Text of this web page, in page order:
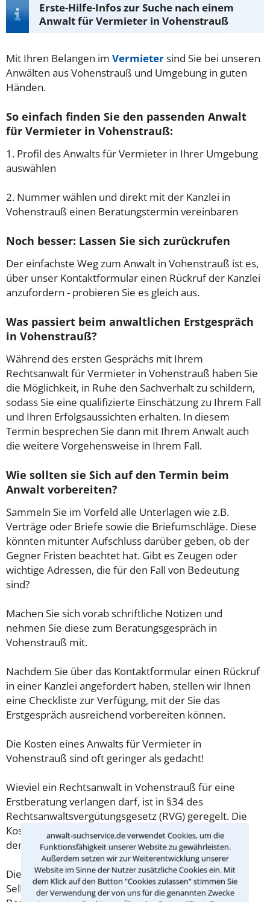
anwalt-suchservice.de verwendet Cookies, um die
Funktionsfähigkeit unserer Website zu gewährleisten.
Außerdem setzen wir zur Weiterentwicklung unserer
Website im Sinne der Nutzer zusätzliche Cookies ein. Mit
dem Klick auf den Button "Cookies zulassen" stimmen Sie
der Verwendung der von uns für die genannten Zwecke
Erste-Hilfe-Infos zur Suche nach einem
Anwalt für Vermieter in Vohenstrauß
Mit Ihren Belangen im Vermietersind Sie bei unseren
Anwälten aus Vohenstrauß und Umgebung in guten
Händen.
So einfach finden Sie den passenden Anwalt
für Vermieter in Vohenstrauß:
1. Profil des Anwalts für Vermieter in Ihrer Umgebung
auswählen
2. Nummer wählen und direkt mit der Kanzlei in
Vohenstrauß einen Beratungstermin vereinbaren
Noch besser: Lassen Sie sich zurückrufen
Der einfachste Weg zum Anwalt in Vohenstrauß ist es,
über unser Kontaktformular einen Rückruf der Kanzlei
anzufordern - probieren Sie es gleich aus.
Was passiert beim anwaltlichen Erstgespräch
in Vohenstrauß?
Während des ersten Gesprächs mit Ihrem
Rechtsanwalt für Vermieter in Vohenstrauß haben Sie
die Möglichkeit, in Ruhe den Sachverhalt zu schildern,
sodass Sie eine qualifizierte Einschätzung zu Ihrem Fall
und Ihren Erfolgsaussichten erhalten. In diesem
Termin besprechen Sie dann mit Ihrem Anwalt auch
die weitere Vorgehensweise in Ihrem Fall.
Wie sollten sie Sich auf den Termin beim
Anwalt vorbereiten?
Sammeln Sie im Vorfeld alle Unterlagen wie z.B.
Verträge oder Briefe sowie die Briefumschläge. Diese
könnten mitunter Aufschluss darüber geben, ob der
Gegner Fristen beachtet hat. Gibt es Zeugen oder
wichtige Adressen, die für den Fall von Bedeutung
sind?
Machen Sie sich vorab schriftliche Notizen und
nehmen Sie diese zum Beratungsgespräch in
Vohenstrauß mit.
Nachdem Sie über das Kontaktformular einen Rückruf
in einer Kanzlei angefordert haben, stellen wir Ihnen
eine Checkliste zur Verfügung, mit der Sie das
Erstgespräch ausreichend vorbereiten können.
Die Kosten eines Anwalts für Vermieter in
Vohenstrauß sind oft geringer als gedacht!
Wieviel ein Rechtsanwalt in Vohenstrauß für eine
Erstberatung verlangen darf, ist in §34 des
Rechtsanwaltsvergütungsgesetz (RVG) geregelt. Die
Kosten für das erste Beratungsgespräch betragen
demnach maximal 190,00 € zzgl. MwSt.
Diese Regelung gilt jedoch nur für Verbraucher. Für
Selbstständige oder Freiberufler gilt diese